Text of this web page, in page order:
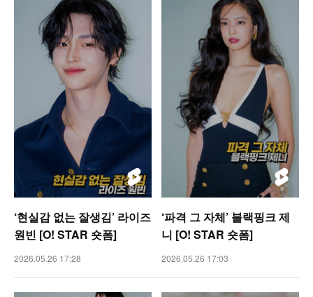
‘현실감 없는 잘생김’ 라이즈
원빈 [O! STAR 숏폼]
2026.05.26 17:28
‘파격 그 자체’ 블랙핑크 제
니 [O! STAR 숏폼]
2026.05.26 17:03